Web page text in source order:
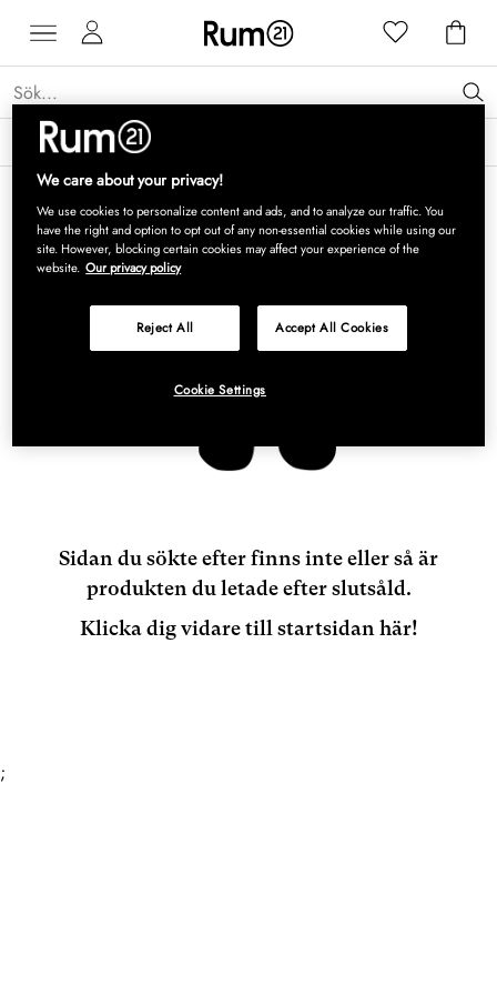
Få 15 % rabatt på Grythyttan Stålmöbler* →
Sidan du sökte efter finns inte eller så är
produkten du letade efter slutsåld.
Klicka dig vidare till startsidan här!
;
We care about your privacy!
We use cookies to personalize content and ads, and to analyze our traffic. You
have the right and option to opt out of any non-essential cookies while using our
site. However, blocking certain cookies may affect your experience of the
website. Our privacy policy
Reject All Accept All Cookies
Cookie Settings